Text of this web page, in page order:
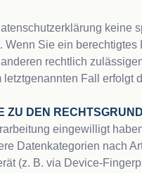
keine
Wenn Sie ein
rechtlich
Fall erfolgt
ZU DEN
eingewilligt
Datenkategorien nach
(z. B. via Device-